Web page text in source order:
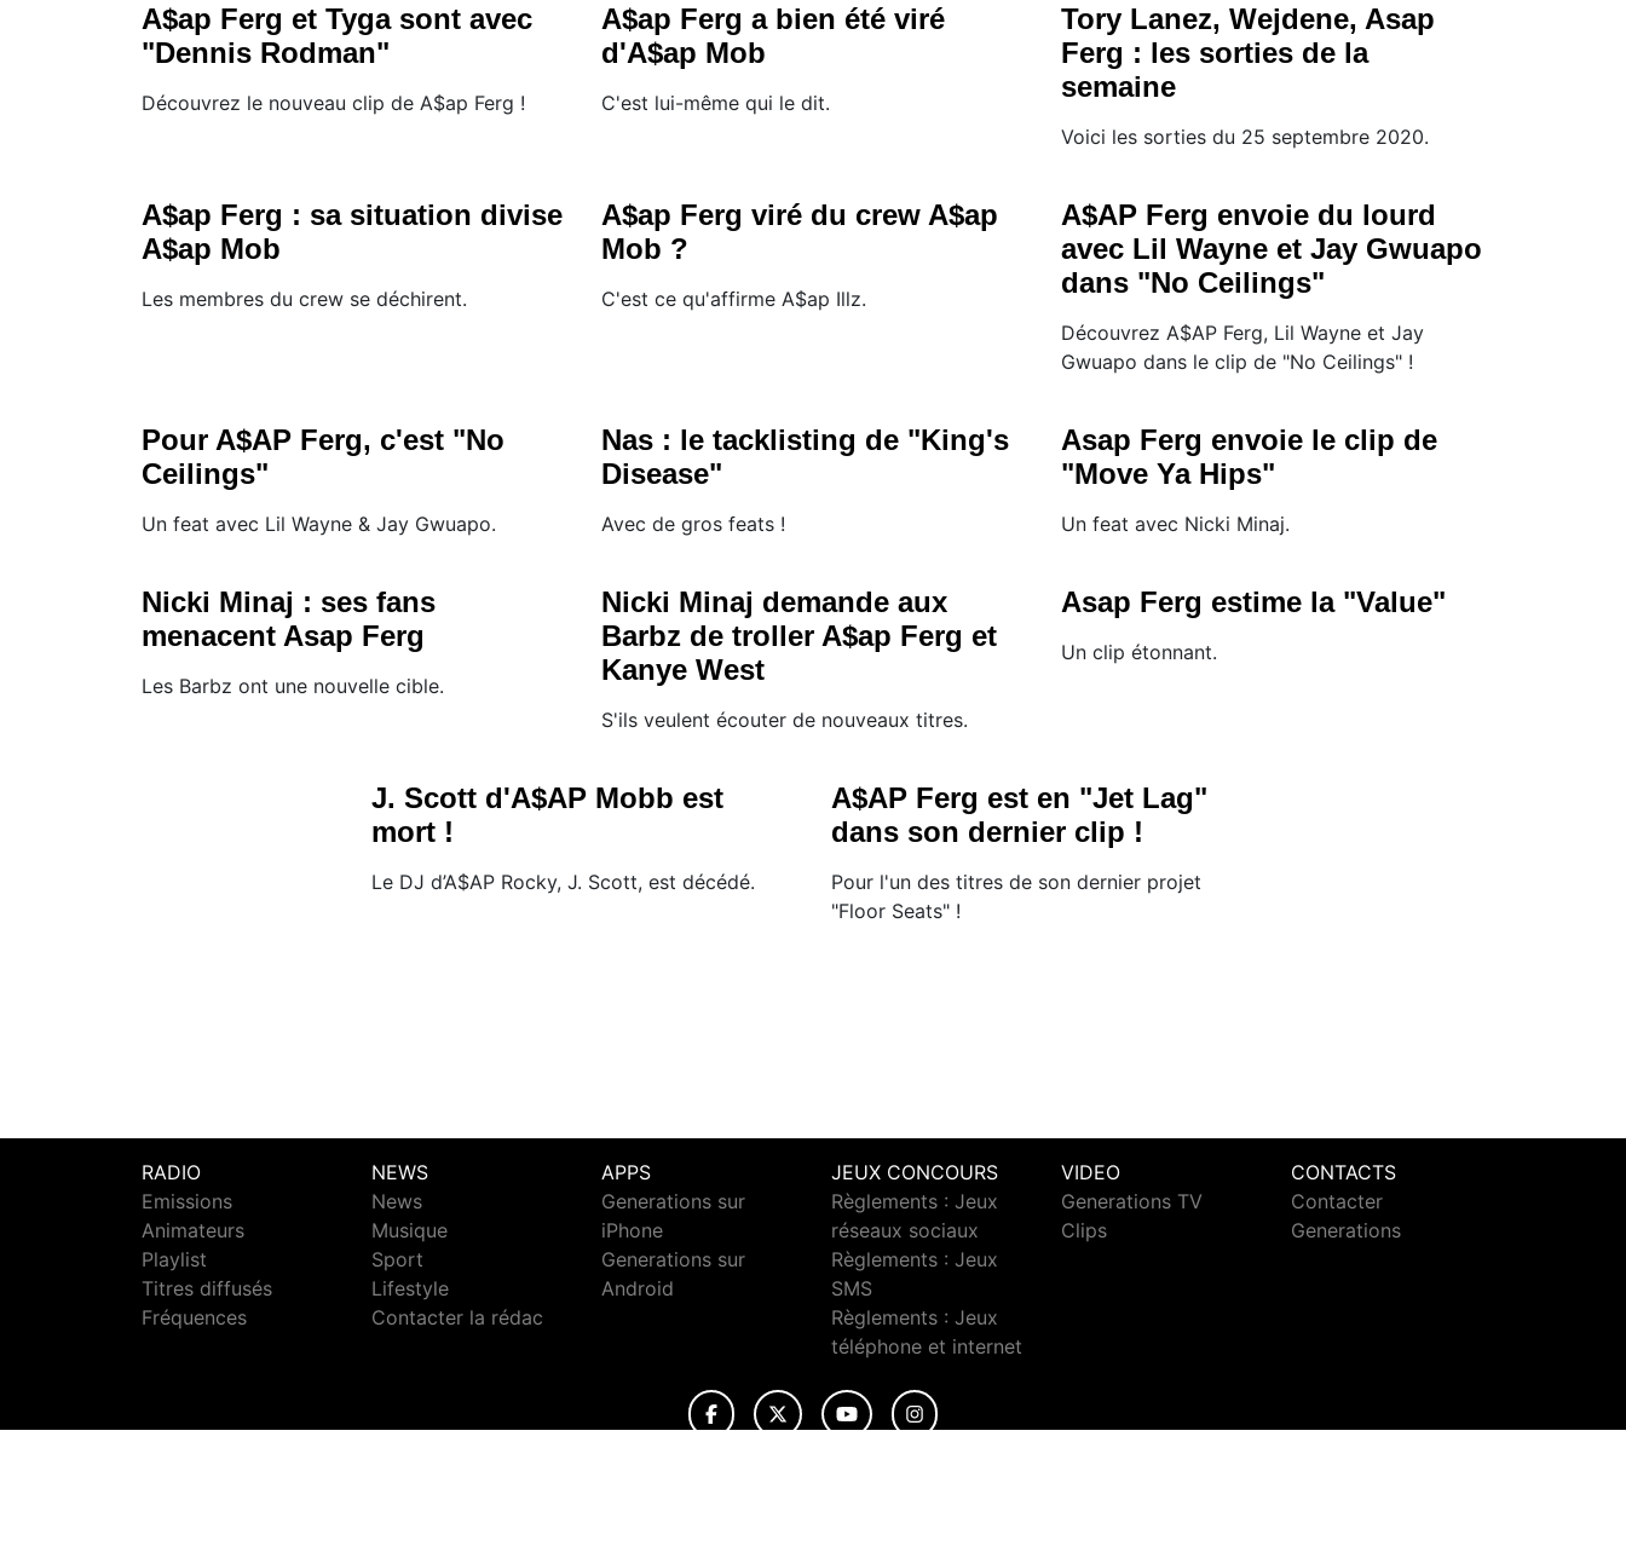
A$ap Ferg et Tyga sont avec
"Dennis Rodman"
Découvrez le nouveau clip de A$ap Ferg !
A$ap Ferg a bien été viré
d'A$ap Mob
C'est lui-même qui le dit.
Tory Lanez, Wejdene, Asap
Ferg : les sorties de la
semaine
Voici les sorties du 25 septembre 2020.
A$ap Ferg : sa situation divise
A$ap Mob
Les membres du crew se déchirent.
A$ap Ferg viré du crew A$ap
Mob ?
C'est ce qu'affirme A$ap Illz.
A$AP Ferg envoie du lourd
avec Lil Wayne et Jay Gwuapo
dans "No Ceilings"
Découvrez A$AP Ferg, Lil Wayne et Jay
Gwuapo dans le clip de "No Ceilings" !
Pour A$AP Ferg, c'est "No
Ceilings"
Un feat avec Lil Wayne & Jay Gwuapo.
Nas : le tacklisting de "King's
Disease"
Avec de gros feats !
Asap Ferg envoie le clip de
"Move Ya Hips"
Un feat avec Nicki Minaj.
Nicki Minaj : ses fans
menacent Asap Ferg
Les Barbz ont une nouvelle cible.
Nicki Minaj demande aux
Barbz de troller A$ap Ferg et
Kanye West
S'ils veulent écouter de nouveaux titres.
Asap Ferg estime la "Value"
Un clip étonnant.
J. Scott d'A$AP Mobb est
mort !
Le DJ d’A$AP Rocky, J. Scott, est décédé.
A$AP Ferg est en "Jet Lag"
dans son dernier clip !
Pour l'un des titres de son dernier projet
"Floor Seats" !
RADIO
Emissions
Animateurs
Playlist
Titres diffusés
Fréquences
NEWS
News
Musique
Sport
Lifestyle
Contacter la rédac
APPS
Generations sur
iPhone
Generations sur
Android
JEUX CONCOURS
Règlements : Jeux
réseaux sociaux
Règlements : Jeux
SMS
Règlements : Jeux
téléphone et internet
VIDEO
Generations TV
Clips
CONTACTS
Contacter
Generations